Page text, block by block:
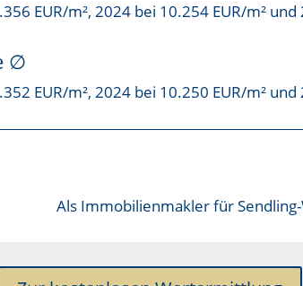
EUR/m², 2024 bei 10.254 EUR/m²
∅
EUR/m², 2024 bei 10.250 EUR/m²
AlsImmobilienmakler für